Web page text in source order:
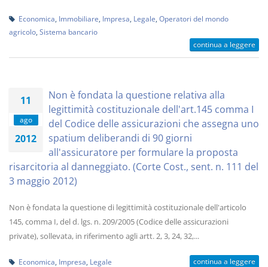
Economica Immobiliare Impresa Legale Operatori del mondo
agricolo Sistema bancario
continua a leggere
11
ago
2012
Non è fondata la questione relativa alla
legittimità costituzionale dell'art.145 comma I
del Codice delle assicurazioni che assegna uno
spatium deliberandi di 90 giorni
all'assicuratore per formulare la proposta
risarcitoria al danneggiato. (Corte Cost., sent. n. 111 del
3 maggio 2012)
Non è fondata la questione di legittimità costituzionale dell'articolo
145, comma I, del d. lgs. n. 209/2005 (Codice delle assicurazioni
private), sollevata, in riferimento agli artt. 2, 3, 24, 32,...
Economica Impresa Legale continua a leggere